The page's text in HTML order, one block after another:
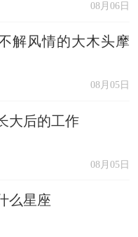
08月06日
解风情的大木头摩
08月05日
大后的工作
08月05日
么星座